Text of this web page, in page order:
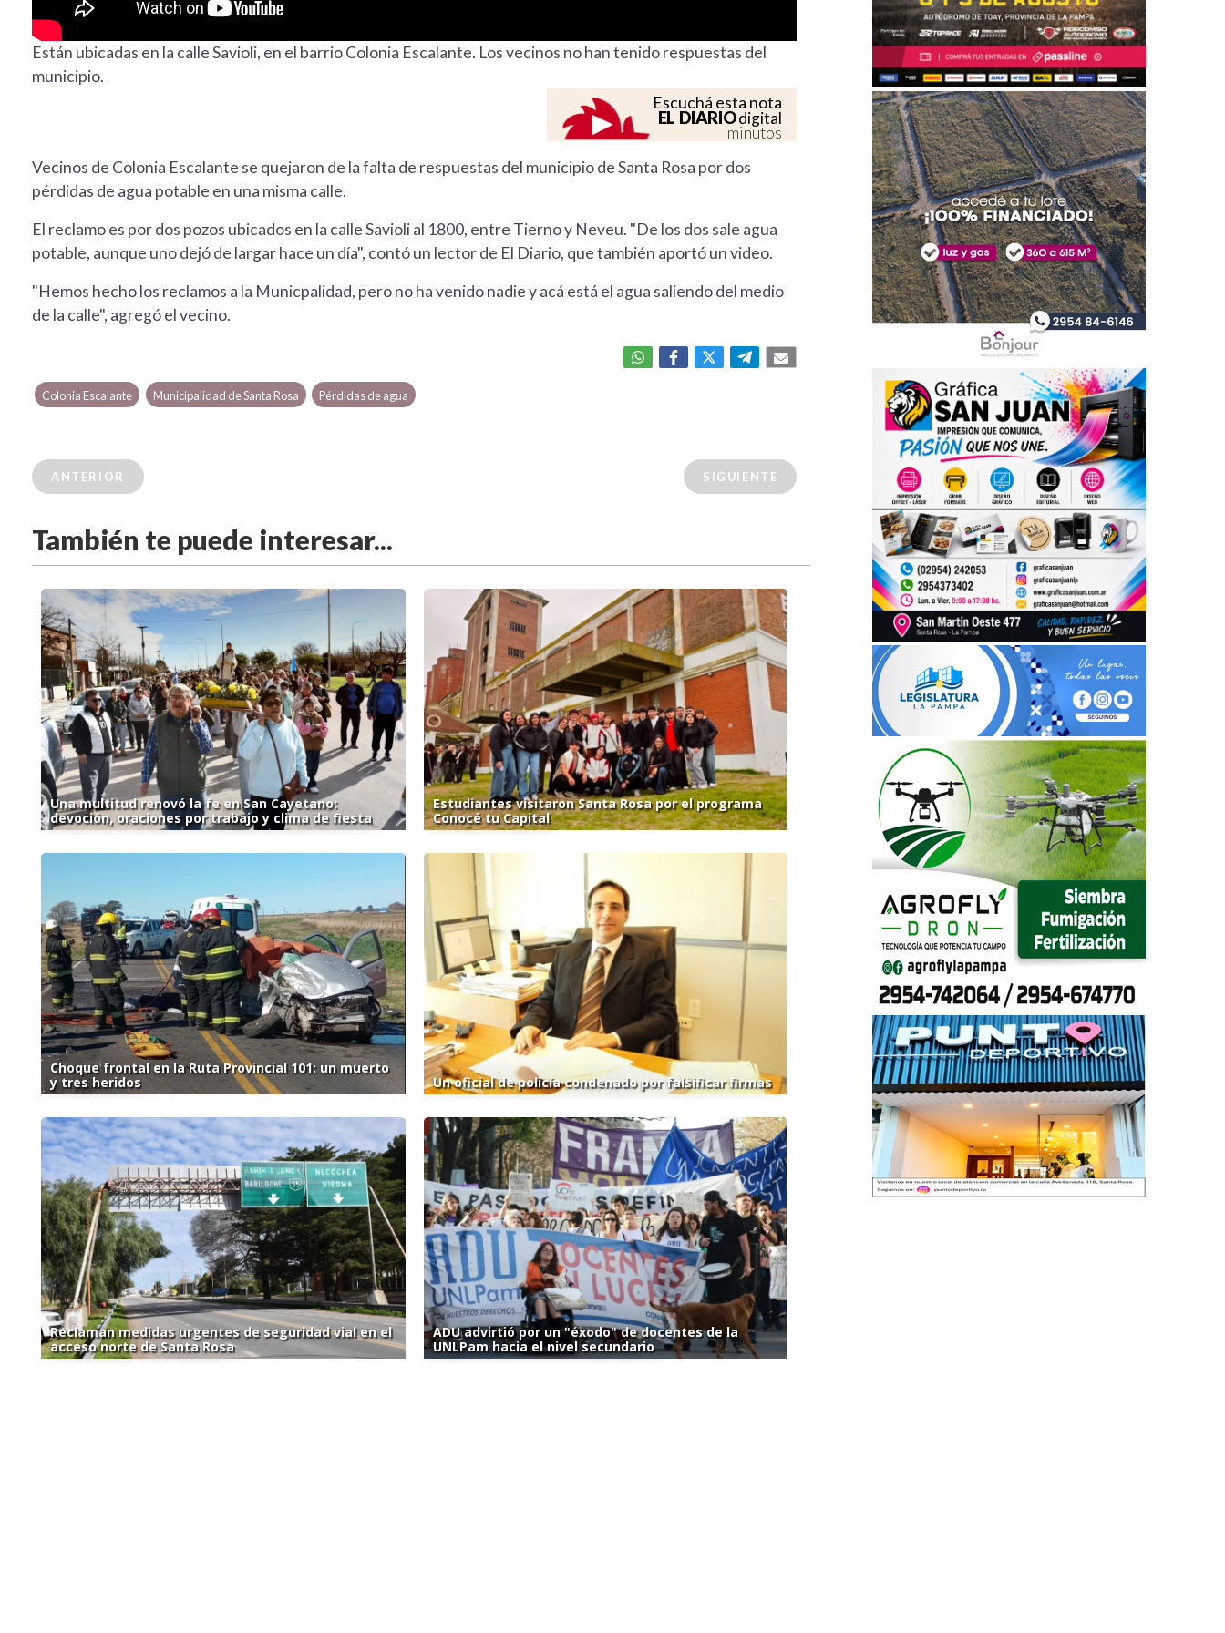
Están ubicadas en la calle Savioli, en el barrio Colonia Escalante. Los vecinos no han tenido respuestas del
municipio.
Escuchá esta nota
EL DIARIOdigital
minutos
Vecinos de Colonia Escalante se quejaron de la falta de respuestas del municipio de Santa Rosa por dos
pérdidas de agua potable en una misma calle.
El reclamo es por dos pozos ubicados en la calle Savioli al 1800, entre Tierno y Neveu. "De los dos sale agua
potable, aunque uno dejó de largar hace un día", contó un lector de El Diario, que también aportó un video.
"Hemos hecho los reclamos a la Municpalidad, pero no ha venido nadie y acá está el agua saliendo del medio
de la calle", agregó el vecino.
Colonia Escalante Municipalidad de Santa Rosa Pérdidas de agua
ANTERIOR SIGUIENTE
También te puede interesar...
Una multitud renovó la fe en San Cayetano:
devoción, oraciones por trabajo y clima de fiesta
Estudiantes visitaron Santa Rosa por el programa
Conocé tu Capital
Choque frontal en la Ruta Provincial 101: un muerto
y tres heridos
Un oficial de policía condenado por falsificar firmas
Reclaman medidas urgentes de seguridad vial en el
acceso norte de Santa Rosa
ADU advirtió por un "éxodo" de docentes de la
UNLPam hacia el nivel secundario